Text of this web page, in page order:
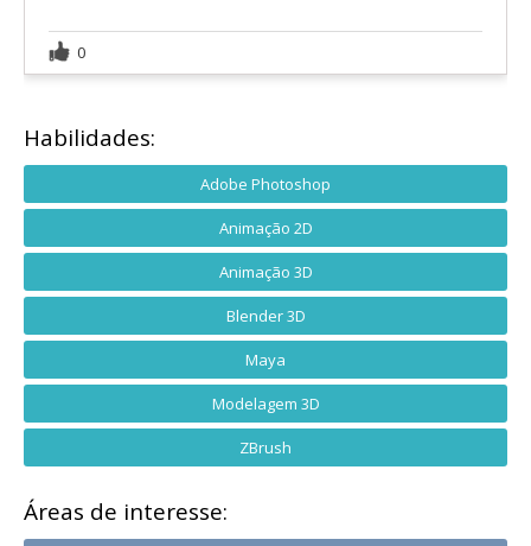
0
Habilidades:
Adobe Photoshop
Animação 2D
Animação 3D
Blender 3D
Maya
Modelagem 3D
ZBrush
Áreas de interesse: